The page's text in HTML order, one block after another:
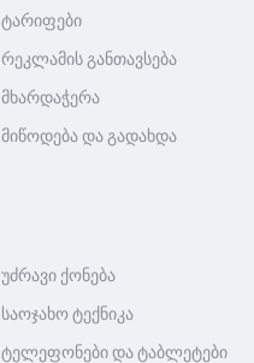
ტარიფები
რეკლამის განთავსება
მხარდაჭერა
მიწოდება და გადახდა
უძრავი ქონება
საოჯახო ტექნიკა
ტელეფონები და ტაბლეტები